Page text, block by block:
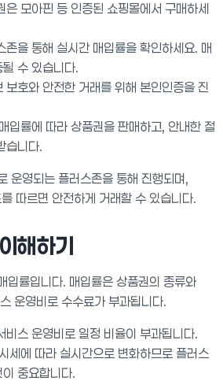
은 모아핀 등 인증된 쇼핑몰에서 구매하세
존을 통해 실시간 매입률을 확인하세요. 매
수 있습니다.
보호와 안전한 거래를 위해 본인인증을 진
입률에 따라 상품권을 판매하고, 안내한 절
습니다.
운영되는 플러스존을 통해 진행되며,
따르면 안전하게 거래할 수 있습니다.
해하기
입률입니다. 매입률은 상품권의 종류와
운영비로 수수료가 부과됩니다.
비스 운영비로 일정 비율이 부과됩니다.
세에 따라 실시간으로 변화하므로 플러스
중요합니다.